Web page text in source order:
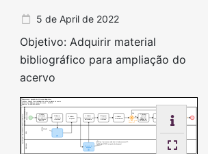
5 de April de 2022
Objetivo: Adquirir material
bibliográfico para ampliação do
acervo
AQUISIÇÃO DE MATERIAIS BIBLIOGRÁFICOS
PROPLAN
DIVISÃO ADMINISTRATIVA DABIBLIOTECA 9.Disponibilizar
Nota Fiscal para
pré-cadastro do
patrimônio
recebido com a
O item está
disponível?
7.Receber
material
bibliográfico
solicitado às
distribuidoras
1.Solicitar
autorização
para abertura
de processo
licitatório
6.Solicitar
fornecimento
5.Pesquisar
preços de
mercado
4.Solicitar
orçamento para
distribuidora
Empenho de
despesa
3.Solicitar
empenho
2.Elaborar
termo de
referência
Licitação
https://processos.unila.edu.br/subprocessos/07-
003-001-072020-empenho-de-despesa/
Sim
Não
Subprocesso: Aquisição de Materiais bibliográficos
Objetivo: Adquirir material bibliográfico para ampliação do acervo
Responsável: Biblioteca Latino-Americana - BIUNILA
Número: 16.009/001-042022